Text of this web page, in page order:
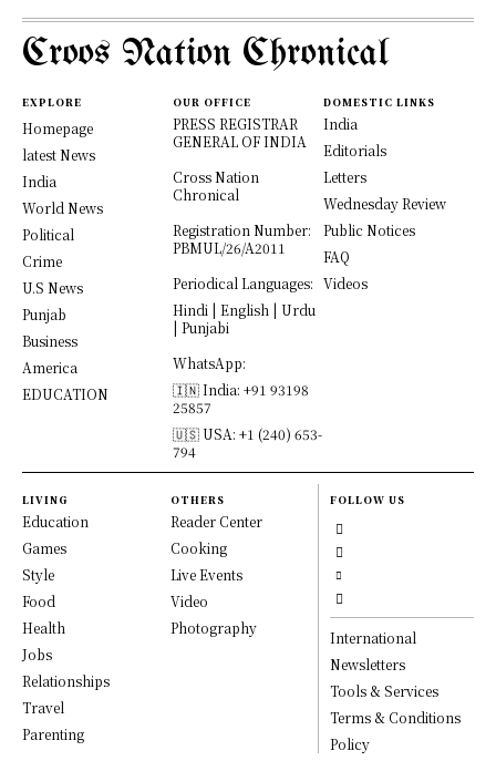
Croos Nation Chronical
EXPLORE
Homepage
latest News
India
World News
Political
Crime
U.S News
Punjab
Business
America
EDUCATION
OUR OFFICE
PRESS REGISTRAR
GENERAL OF INDIA
Cross Nation
Chronical
Registration Number:
PBMUL/26/A2011
Periodical Languages:
Hindi | English | Urdu
| Punjabi
WhatsApp:
🇮🇳 India: +91 93198
25857
🇺🇸 USA: +1 (240) 653-
794
DOMESTIC LINKS
India
Editorials
Letters
Wednesday Review
Public Notices
FAQ
Videos
LIVING
Education
Games
Style
Food
Health
Jobs
Relationships
Travel
Parenting
OTHERS
Reader Center
Cooking
Live Events
Video
Photography
FOLLOW US
International
Newsletters
Tools & Services
Terms & Conditions
Policy